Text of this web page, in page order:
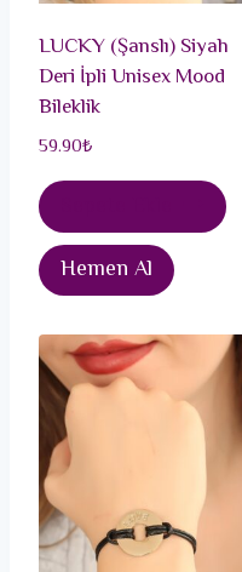
LUCKY (Şanslı) Siyah
Deri İpli Unisex Mood
Bileklik
59.90₺
Hemen Al